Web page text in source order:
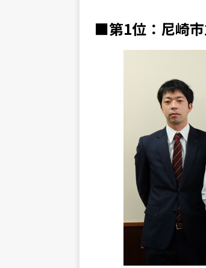
■第1位：尼崎市